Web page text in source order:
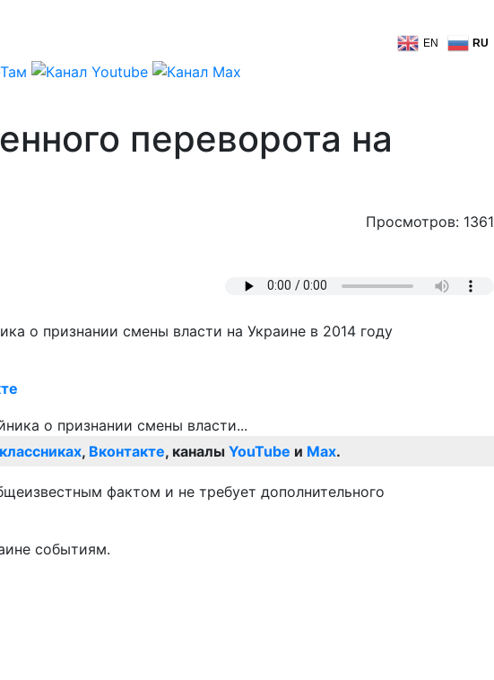
EN RU
переворота на
Просмотров: 1361
о признании смены власти на Украине в 2014 году
, Вконтакте, каналы YouTube и Max.
фактом и не требует дополнительного
событиям.